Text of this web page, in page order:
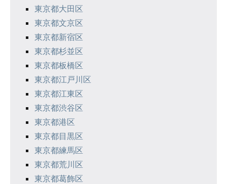
東京都大田区
東京都文京区
東京都新宿区
東京都杉並区
東京都板橋区
東京都江戸川区
東京都江東区
東京都渋谷区
東京都港区
東京都目黒区
東京都練馬区
東京都荒川区
東京都葛飾区